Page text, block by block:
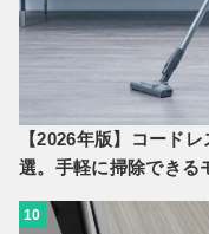
【2026年版】コード
選。手軽に掃除できる
10